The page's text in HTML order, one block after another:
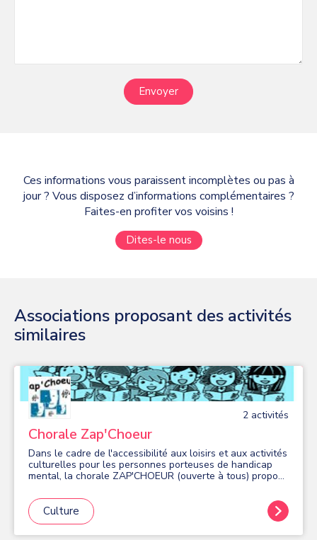
Envoyer
Ces informations vous paraissent incomplètes ou pas à
jour ? Vous disposez d’informations complémentaires ?
Faites-en profiter vos voisins !
Dites-le nous
Associations proposant des activités
similaires
2 activités
Chorale Zap'Choeur
Dans le cadre de l'accessibilité aux loisirs et aux activités
culturelles pour les personnes porteuses de handicap
mental, la chorale ZAP'CHOEUR (ouverte à tous) propose
famille et entre amis" à une activité commune et
conviviale. Les répétitions avec un Chef de Chœur
professionnel ont régulièrement lieu au Conservatoire de
Musique de Massy (le samedi de 17h15 à 18h45 / période
Culture